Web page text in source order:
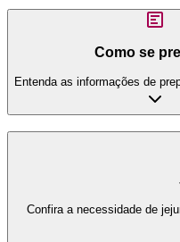
Como se
Entenda as informações de
Confira a necessidade de